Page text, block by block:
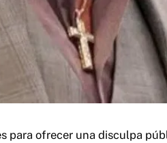
para ofrecer una disculpa